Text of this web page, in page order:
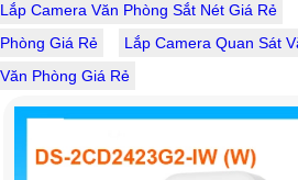
Lắp Camera Văn Phòng Sắt Nét Giá Rẻ
Phòng Giá Rẻ
Lắp Camera Quan Sát
Văn Phòng Giá Rẻ